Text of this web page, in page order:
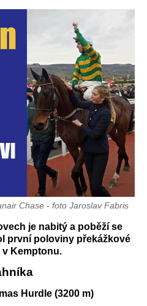
Chase - foto Jaroslav Fabris
je nabitý a poběží se
první poloviny překážkové
v Kemptonu.
Hurdle (3200 m)